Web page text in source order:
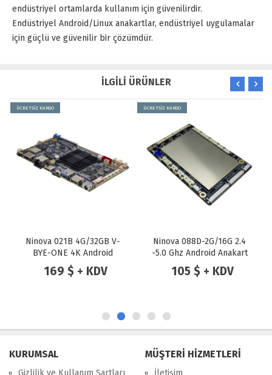
endüstriyel ortamlarda kullanım için güvenilirdir.
Endüstriyel Android/Linux anakartlar, endüstriyel uygulamalar
için güçlü ve güvenilir bir çözümdür.
İLGİLİ ÜRÜNLER
ÜCRETSİZ KARGO
Ninova 021B 4G/32GB V-
BYE-ONE 4K Android
Anakart
169 $ + KDV
ÜCRETSİZ KARGO
Ninova 088D-2G/16G 2.4
-5.0 Ghz Android Anakart
EDP / MIPI
105 $ + KDV
KURUMSAL
Gizlilik ve Kullanım Şartları
MÜŞTERİ HİZMETLERİ
İletişim